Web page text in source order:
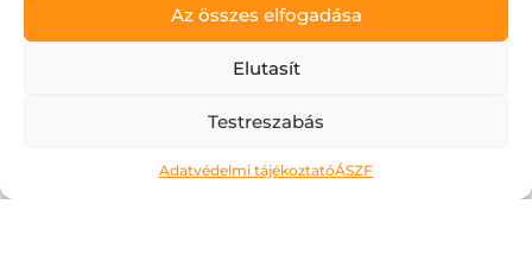
Az összes elfogadása
Elutasít
Testreszabás
Adatvédelmi tájékoztatóÁSZF